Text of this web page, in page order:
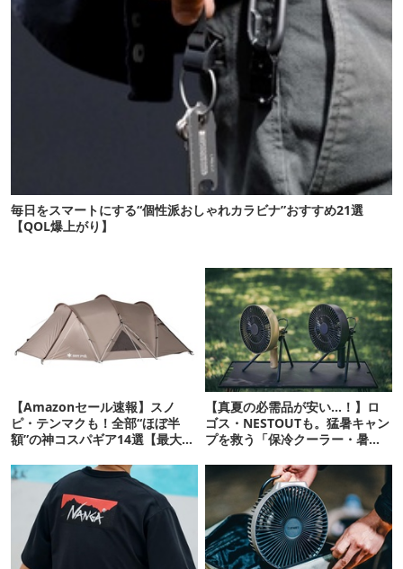
毎日をスマートにする“個性派おしゃれカラビナ”おすすめ21選
【QOL爆上がり】
【Amazonセール速報】スノ
ピ・テンマクも！全部“ほぼ半
額”の神コスパギア14選【最大
【真夏の必需品が安い…！】ロ
ゴス・NESTOUTも。猛暑キャン
プを救う「保冷クーラー・暑さ